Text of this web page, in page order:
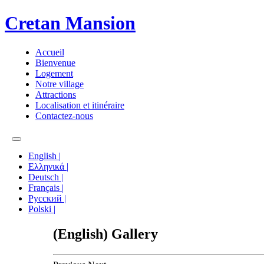
Cretan Mansion
Αccueil
Bienvenue
Logement
Notre village
Attractions
Localisation et itinéraire
Contactez-nous
English |
Ελληνικά |
Deutsch |
Français |
Русский |
Polski |
(English) Gallery